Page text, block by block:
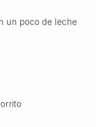
un poco de leche